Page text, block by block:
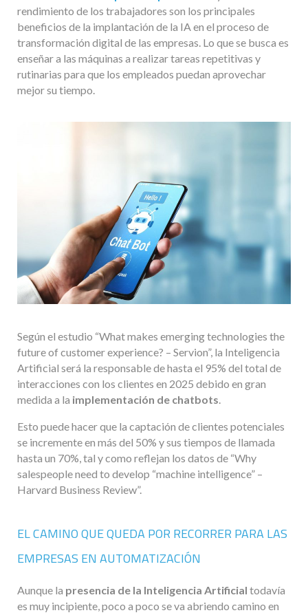
rendimiento de los trabajadores son los principales
beneficios de la implantación de la IA en el proceso de
transformación digital de las empresas. Lo que se busca es
enseñar a las máquinas a realizar tareas repetitivas y
rutinarias para que los empleados puedan aprovechar
mejor su tiempo.
Según el estudio “What makes emerging technologies the
future of customer experience? – Servion”, la Inteligencia
Artificial será la responsable de hasta el 95% del total de
interacciones con los clientes en 2025 debido en gran
medida a la implementación de chatbots.
Esto puede hacer que la captación de clientes potenciales
se incremente en más del 50% y sus tiempos de llamada
hasta un 70%, tal y como reflejan los datos de “Why
salespeople need to develop “machine intelligence” –
Harvard Business Review”.
EL CAMINO QUE QUEDA POR RECORRER PARA LAS
EMPRESAS EN AUTOMATIZACIÓN
Aunque la presencia de la Inteligencia Artificial todavía
es muy incipiente, poco a poco se va abriendo camino en